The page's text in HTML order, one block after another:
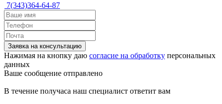
7(343)364-64-87
Заявка на консультацию
Нажимая на кнопку даю согласие на обработку персональных
данных
Ваше сообщение отправлено
В течение получаса наш специалист ответит вам